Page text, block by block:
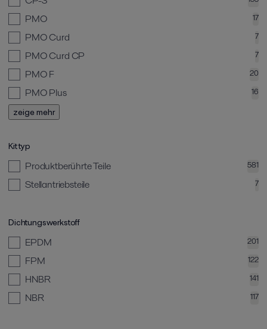
PMO 17
PMO Curd 7
PMO Curd CP 7
PMO F 20
PMO Plus 16
zeige mehr
Kit typ
Produktberührte Teile 581
Stellantriebsteile 7
Dichtungswerkstoff
EPDM 201
FPM 122
HNBR 141
NBR 117